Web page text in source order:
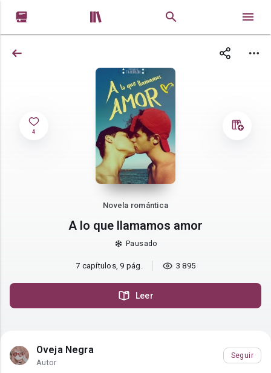
 
4
Novela romántica
A lo que llamamos amor
Pausado
7 capítulos, 9 pág. 3 895
Leer
Oveja Negra
Autor
Seguir